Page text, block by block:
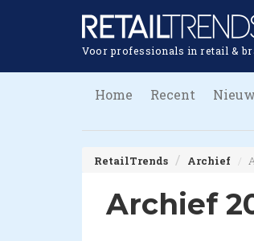
Voor professionals in retail &
Home Recent
RetailTrends Archief
Archief